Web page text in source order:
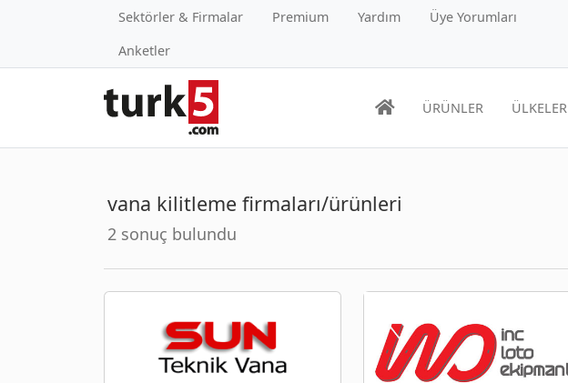
Sektörler & Firmalar Premium Yardım
Üye Yorumları
Anketler
ÜRÜNLER ÜLKELER
vana kilitleme firmaları/ürünleri
2 sonuç bulundu